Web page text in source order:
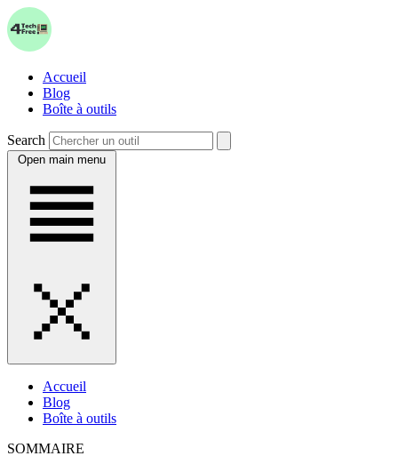
Accueil
Blog
Boîte à outils
Search
Open main menu
Accueil
Blog
Boîte à outils
SOMMAIRE